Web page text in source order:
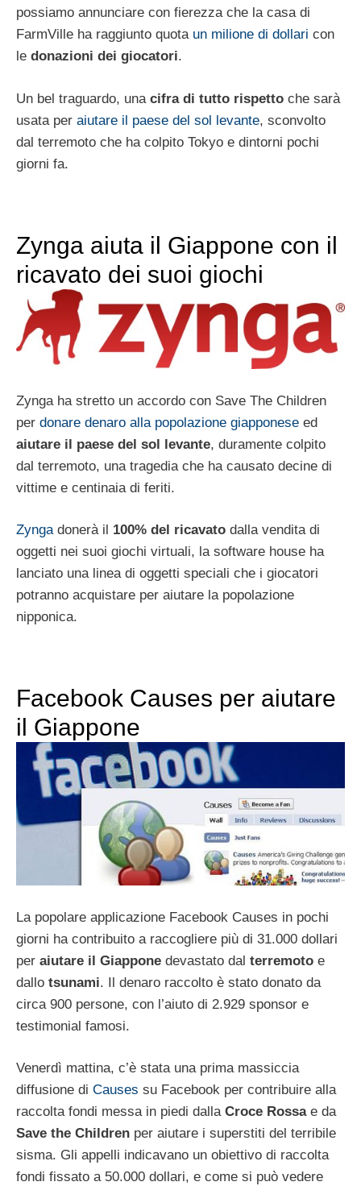
possiamo annunciare con fierezza che la casa di
FarmVille ha raggiunto quota un milione di dollari con
le donazioni dei giocatori.
Un bel traguardo, unacifra di tutto rispetto che sarà
usata per aiutare il paese del sol levante, sconvolto
dal terremoto che ha colpito Tokyo e dintorni pochi
giorni fa.
Zynga aiuta il Giappone con il
ricavato dei suoi giochi
Zynga ha stretto un accordo con Save The Children
per donare denaro alla popolazione giapponese ed
aiutare il paese del sol levante, duramente colpito
dal terremoto, una tragedia che ha causato decine di
vittime e centinaia di feriti.
Zyngadonerà il 100% del ricavato dalla vendita di
oggetti nei suoi giochi virtuali, la software house ha
lanciato una linea di oggetti speciali che i giocatori
potranno acquistare per aiutare la popolazione
nipponica.
Facebook Causes per aiutare
il Giappone
La popolare applicazione Facebook Causes in pochi
giorni ha contribuito a raccogliere più di 31.000 dollari
per aiutare il Giappone devastato dal terremoto e
dallo tsunami. Il denaro raccolto è stato donato da
circa 900 persone, con l’aiuto di 2.929 sponsor e
testimonial famosi.
Venerdì mattina, c’è stata una prima massiccia
diffusione di Causes su Facebook per contribuire alla
raccolta fondi messa in piedi dalla Croce Rossae da
Save the Children per aiutare i superstiti del terribile
sisma. Gli appelli indicavano un obiettivo di raccolta
fondi fissato a 50.000 dollari, e come si può vedere